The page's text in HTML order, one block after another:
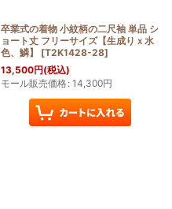
卒業式の着物 小紋柄の二尺袖 単品 シ
ョート丈 フリーサイズ【生成りｘ水
色、鱗】
[T2K1428-28]
13,500円(税込)
モール販売価格: 14,300円